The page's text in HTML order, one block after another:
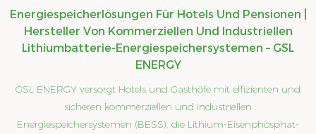
Energiespeicherlösungen Für Hotels Und Pensionen |
Hersteller Von Kommerziellen Und Industriellen
Lithiumbatterie-Energiespeichersystemen – GSL
ENERGY
GSL ENERGY versorgt Hotels und Gasthöfe mit effizienten und
sicheren kommerziellen und industriellen
Energiespeichersystemen (BESS), die Lithium-Eisenphosphat-